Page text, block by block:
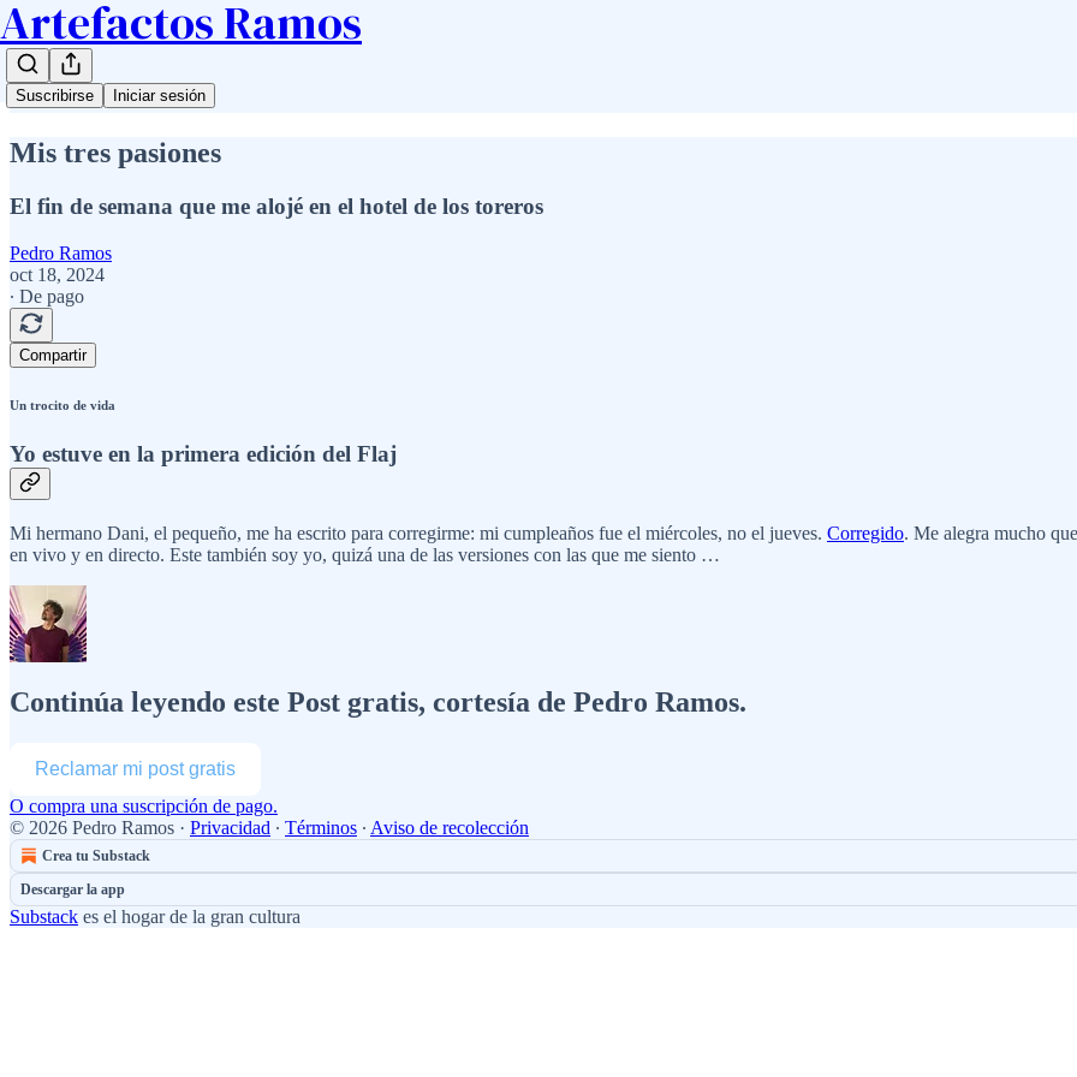
Artefactos Ramos
Suscribirse Iniciar sesión
Mis tres pasiones
El fin de semana que me alojé en el hotel de los toreros
Pedro Ramos
oct 18, 2024
∙ De pago
Compartir
Un trocito de vida
Yo estuve en la primera edición del Flaj
Mi hermano Dani, el pequeño, me ha escrito para corregirme: mi cumpleaños fue el miércoles, no el jueves. Corregido. Me alegra mucho
en vivo y en directo. Este también soy yo, quizá una de las versiones con las que me siento …
Continúa leyendo este Post gratis, cortesía de Pedro Ramos.
Reclamar mi post gratis
O compra una suscripción de pago.
© 2026 Pedro Ramos · Privacidad ∙ Términos ∙ Aviso de recolección
Crea tu Substack
Descargar la app
Substack es el hogar de la gran cultura